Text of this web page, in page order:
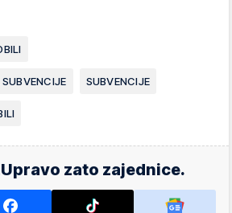
SUBVENCIJE
zato zajednice.